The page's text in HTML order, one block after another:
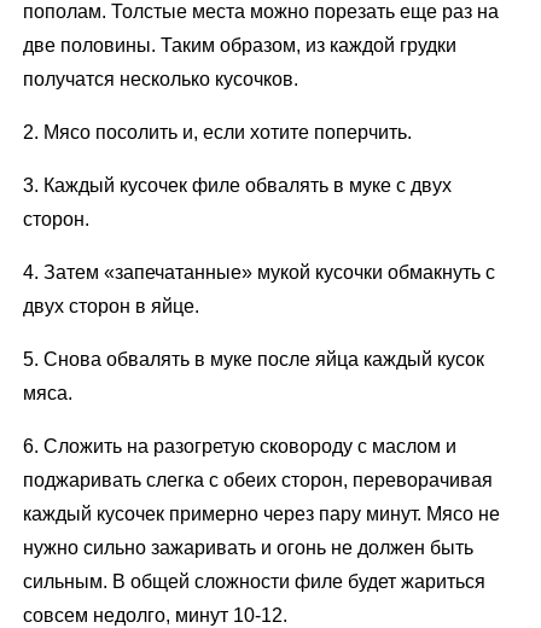
пополам. Толстые места можно порезать еще раз на
две половины. Таким образом, из каждой грудки
получатся несколько кусочков.
2. Мясо посолить и, если хотите поперчить.
3. Каждый кусочек филе обвалять в муке с двух
сторон.
4. Затем «запечатанные» мукой кусочки обмакнуть с
двух сторон в яйце.
5. Снова обвалять в муке после яйца каждый кусок
мяса.
6. Сложить на разогретую сковороду с маслом и
поджаривать слегка с обеих сторон, переворачивая
каждый кусочек примерно через пару минут. Мясо не
нужно сильно зажаривать и огонь не должен быть
сильным. В общей сложности филе будет жариться
совсем недолго, минут 10-12.